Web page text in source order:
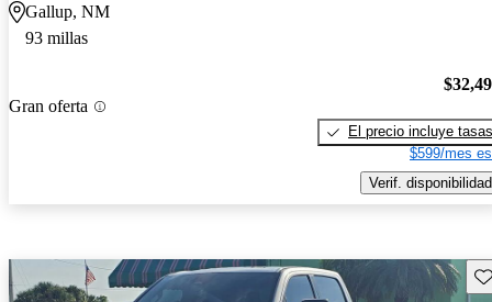
Gallup, NM
93 millas
Gran oferta
El precio incluye tasas
$599/mes
Verif. disponibilidad